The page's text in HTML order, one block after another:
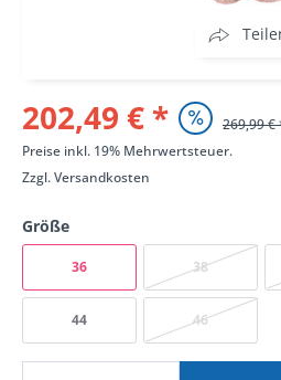
202,49 € * 269,99 €
Preise inkl. 19% Mehrwertsteuer.
Zzgl.Versandkosten
Größe
36 38
44 46